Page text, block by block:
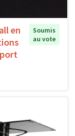
en
Soumis
au vote